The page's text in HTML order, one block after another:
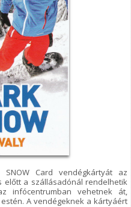
SNOW Card vendégkártyát az
a szállásadónál rendelhetik
infócentrumban vehetnek át,
A vendégeknek a kártyáért